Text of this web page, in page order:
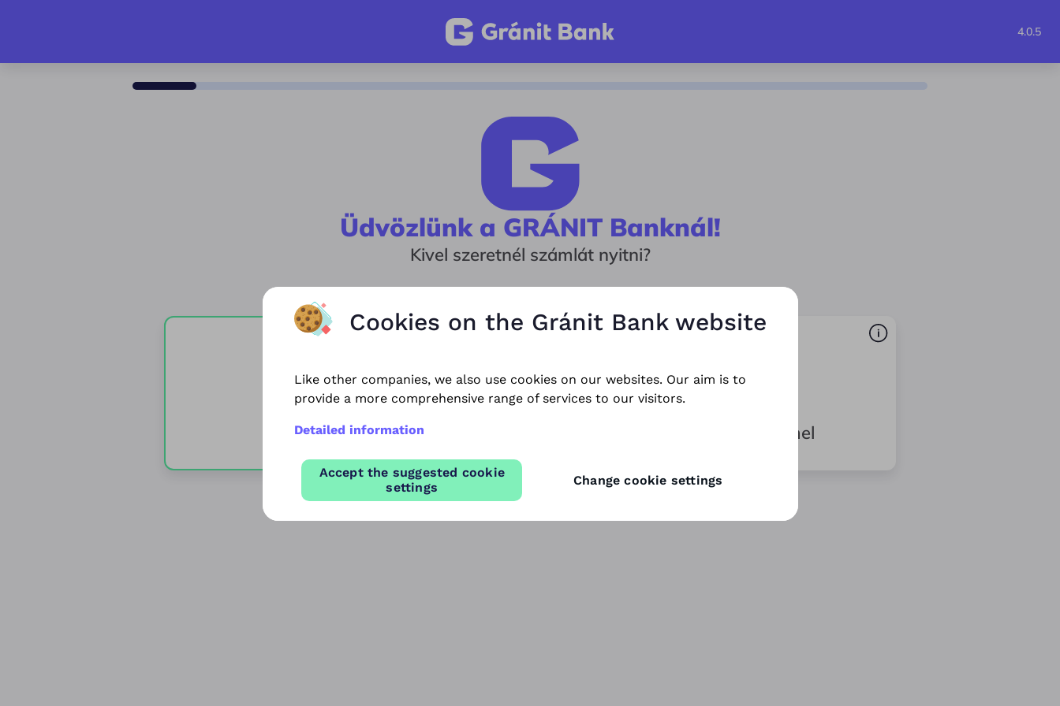
4.0.5
Üdvözlünk a GRÁNIT Banknál!
Kivel szeretnél számlát nyitni?
Egyedül Közösen a partneremmel
Like other companies, we also use cookies on our websites. Our aim is to
provide a more comprehensive range of services to our visitors.
Detailed information
Accept the suggested cookie
settings
Change cookie settings